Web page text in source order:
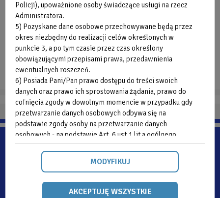
Policji), upoważnione osoby świadczące usługi na rzecz
Administratora.
5) Pozyskane dane osobowe przechowywane będą przez
okres niezbędny do realizacji celów określonych w
punkcie 3, a po tym czasie przez czas określony
obowiązującymi przepisami prawa, przedawnienia
ewentualnych roszczeń.
6) Posiada Pani/Pan prawo dostępu do treści swoich
danych oraz prawo ich sprostowania żądania, prawo do
cofnięcia zgody w dowolnym momencie w przypadku gdy
przetwarzanie danych osobowych odbywa się na
podstawie zgody osoby na przetwarzanie danych
osobowych - na podstawie Art. 6 ust.1 lit a ogólnego
rozporządzenia o ochronie danych osobowych z dnia 27
kwietnia 2016 r., przysługuje Pani/Panu prawo żądania od
administratora dostępu do danych osobowych, prawo do
przetwarzania, prawo do wniesienia sprzeciwu wobec
MODYFIKUJ
AKCEPTUJĘ WSZYSTKIE